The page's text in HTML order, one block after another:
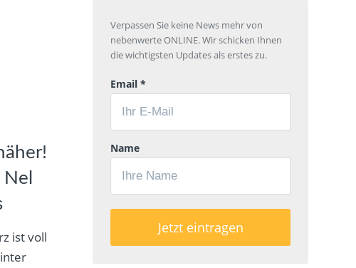
ist voll
Verpassen Sie keine News mehr von
nebenwerte ONLINE. Wir schicken Ihnen
die wichtigsten Updates als erstes zu.
Email *
Name